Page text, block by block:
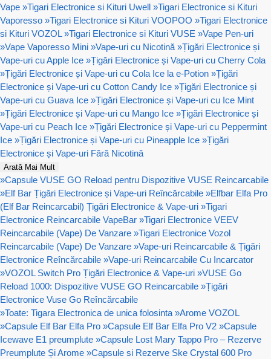
Vape »Tigari Electronice si Kituri Uwell »Tigari Electronice si Kituri
Vaporesso »Tigari Electronice si Kituri VOOPOO »Tigari Electronice
si Kituri VOZOL »Tigari Electronice si Kituri VUSE »Vape Pen-uri
»Vape Vaporesso Mini »Vape-uri cu Nicotină »Țigări Electronice și
Vape-uri cu Apple Ice »Țigări Electronice și Vape-uri cu Cherry Cola
»Țigări Electronice și Vape-uri cu Cola Ice la e-Potion »Țigări
Electronice și Vape-uri cu Cotton Candy Ice »Țigări Electronice și
Vape-uri cu Guava Ice »Țigări Electronice și Vape-uri cu Ice Mint
»Țigări Electronice și Vape-uri cu Mango Ice »Țigări Electronice și
Vape-uri cu Peach Ice »Țigări Electronice și Vape-uri cu Peppermint
Ice »Țigări Electronice și Vape-uri cu Pineapple Ice »Țigări
Electronice și Vape-uri Fără Nicotină
Arată Mai Mult
»Capsule VUSE GO Reload pentru Dispozitive VUSE Reincarcabile
»Elf Bar Țigări Electronice și Vape-uri Reîncărcabile »Elfbar Elfa Pro
(Elf Bar Reincarcabil) Țigări Electronice & Vape-uri »Tigari
Electronice Reincarcabile VapeBar »Tigari Electronice VEEV
Reincarcabile (Vape) De Vanzare »Tigari Electronice Vozol
Reincarcabile (Vape) De Vanzare »Vape-uri Reincarcabile & Țigări
Electronice Reîncărcabile »Vape-uri Reincarcabile Cu Incarcator
»VOZOL Switch Pro Țigări Electronice & Vape-uri »VUSE Go
Reload 1000: Dispozitive VUSE GO Reincarcabile »Țigări
Electronice Vuse Go Reîncărcabile
»Toate: Tigara Electronica de unica folosinta »Arome VOZOL
»Capsule Elf Bar Elfa Pro »Capsule Elf Bar Elfa Pro V2 »Capsule
Icewave E1 preumplute »Capsule Lost Mary Tappo Pro – Rezerve
Preumplute Și Arome »Capsule si Rezerve Ske Crystal 600 Pro